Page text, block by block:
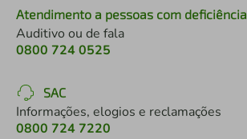
Atendimento a pessoas com deficiência
Auditivo ou de fala
0800 724 0525
SAC
Informações, elogios e reclamações
0800 724 7220